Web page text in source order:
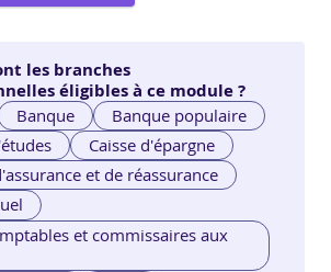
les branches
éligibles à ce module ?
Banque
Banque populaire
Caisse d'épargne
et de réassurance
et commissaires aux